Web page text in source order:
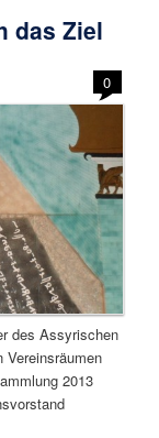
das Ziel
0
des Assyrischen
Vereinsräumen
2013